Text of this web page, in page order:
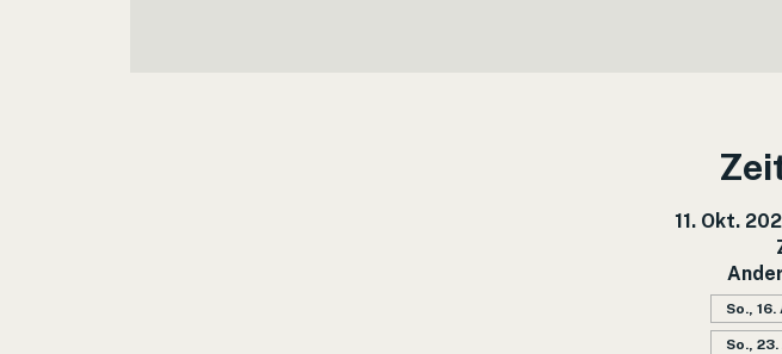
11. Okt.
So.,
So.,